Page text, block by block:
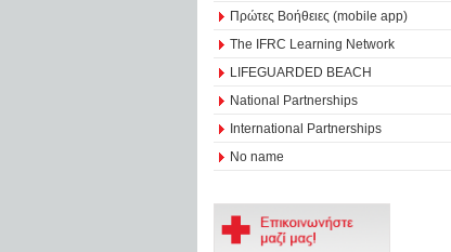
Πρώτες Βοήθειες (mobile app)
The IFRC Learning Network
LIFEGUARDED BEACH
National Partnerships
International Partnerships
No name